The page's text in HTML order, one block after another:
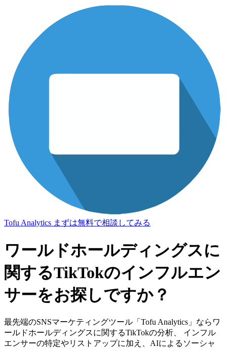
Tofu Analytics まずは無料で相談してみる
ワールドホールディングスに
関するTikTokのインフルエン
サーをお探しですか？
最先端のSNSマーケティングツール「Tofu Analytics」ならワ
ールドホールディングスに関するTikTokの分析、 インフル
エンサーの特定やリストアップに加え、AIによるソーシャ